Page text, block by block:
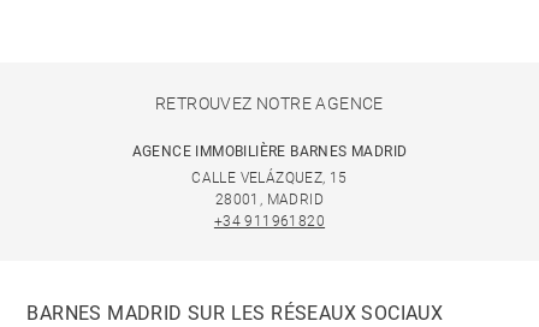
RETROUVEZ NOTRE AGENCE
AGENCE IMMOBILIÈRE BARNES MADRID
CALLE VELÁZQUEZ, 15
28001, MADRID
+34 911961820
BARNES MADRID SUR LES RÉSEAUX SOCIAUX